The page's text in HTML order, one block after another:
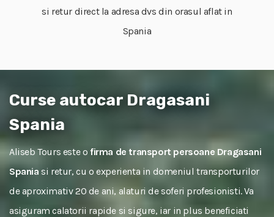
si retur direct la adresa dvs din orasul aflat in
Spania
Curse autocar Dragasani
Spania
Aliseb Tours este o firma de transport persoane Dragasani
Spania si retur, cu o experienta in domeniul transporturilor
de aproximativ 20 de ani, alaturi de soferi profesionisti. Va
asiguram calatorii rapide si sigure, iar in plus beneficiati